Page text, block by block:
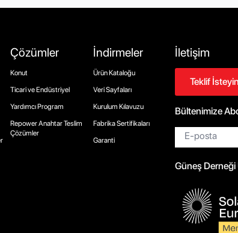
Çözümler
Konut
Ticari ve Endüstriyel
Yardımcı Program
Repower Anahtar Teslim
Çözümler
İndirmeler
Ürün Kataloğu
Veri Sayfaları
Kurulum Kılavuzu
Fabrika Sertifikaları
Garanti
İletişim
Teklif İsteyin
Bültenimize
E-
posta*
Güneş Derneği